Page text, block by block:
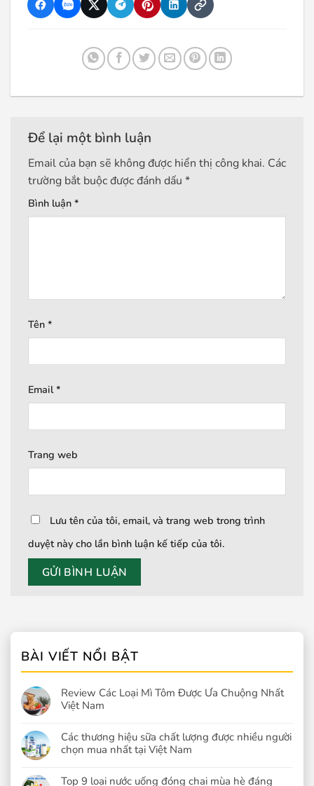
Để lại một bình luận
Email của bạn sẽ không được hiển thị công khai. Các
trường bắt buộc được đánh dấu *
Bình luận *
Tên *
Email*
Trang web
Lưu tên của tôi, email, và trang web trong trình
duyệt này cho lần bình luận kế tiếp của tôi.
BÀI VIẾT NỔI BẬT
Review Các Loại Mì Tôm Được Ưa Chuộng Nhất
Việt Nam
Các thương hiệu sữa chất lượng được nhiều người
chọn mua nhất tại Việt Nam
Top 9 loại nước uống đóng chai mùa hè đáng